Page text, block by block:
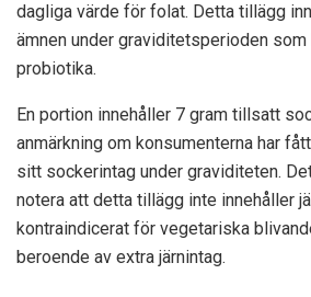
dagliga värde för folat. Detta tillägg
ämnen under graviditetsperioden
probiotika.
En portion innehåller 7 gram tillsatt
anmärkning om konsumenterna har
sitt sockerintag under graviditeten.
notera att detta tillägg inte innehåller
kontraindicerat för vegetariska
beroende av extra järnintag.